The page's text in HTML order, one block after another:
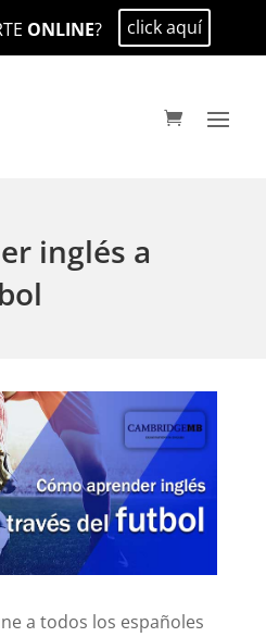
ONLINE? click aquí
inglés a
a todos los españoles